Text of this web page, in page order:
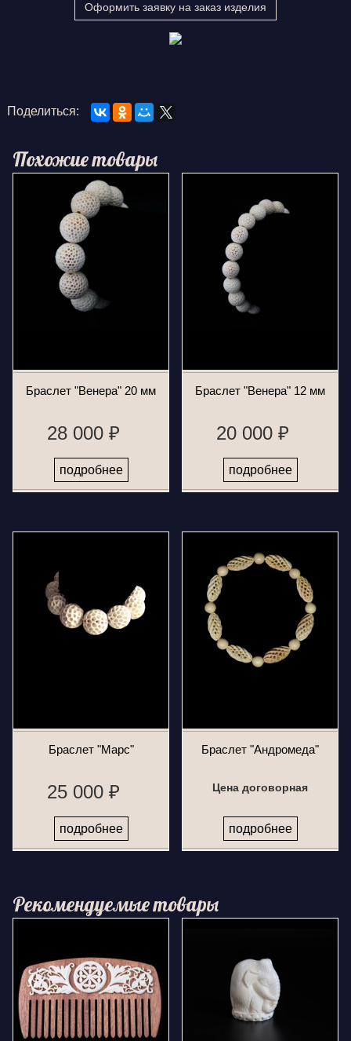
Оформить заявку на заказ изделия
Поделиться:
Похожие товары
Браслет "Венера" 20 мм
28 000 ₽
подробнее
Браслет "Венера" 12 мм
20 000 ₽
подробнее
Браслет "Марс"
25 000 ₽
подробнее
Браслет "Андромеда"
Цена договорная
подробнее
Рекомендуемые товары